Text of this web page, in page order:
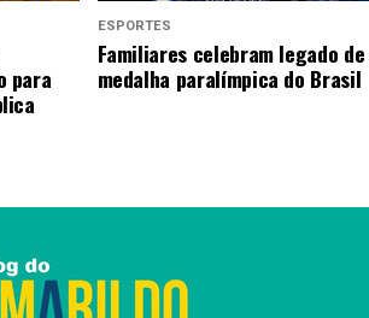
para
ESPORTES
Familiares celebram legado
medalha paralímpica do Brasil